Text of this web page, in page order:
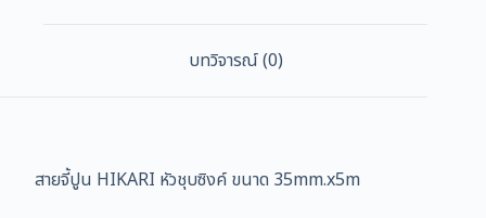
ชุบ
บทวิจารณ์ (0)
สายจี้ปูน HIKARI หัวชุบซิงค์ ขนาด 35mm.x5m